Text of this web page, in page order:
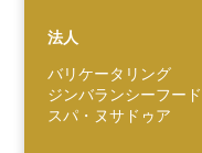
法人
バリケータリング
ジンバランシーフード
スパ・ヌサドゥア